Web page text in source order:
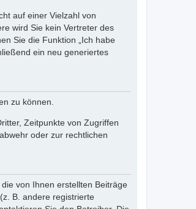
auf einer Vielzahl von
wird Sie kein Vertreter des
Sie die Funktion „Ich habe
ein neu generiertes
zu können.
Zeitpunkte von Zugriffen
oder zur rechtlichen
von Ihnen erstellten Beiträge
B. andere registrierte